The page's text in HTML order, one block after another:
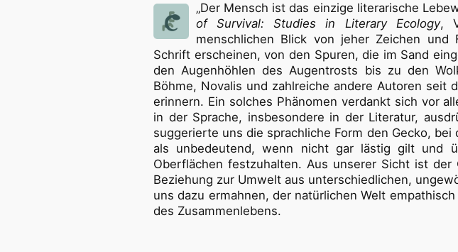
„Der Mensch ist das einzige literarische
of Survival: Studies in Literary Ecology,
menschlichen Blick von jeher Zeichen
Schrift erscheinen, von den Spuren, die im Sand
den Augenhöhlen des Augentrosts bis zu den
Böhme, Novalis und zahlreiche andere Autoren
erinnern. Ein solches Phänomen verdankt sich vor
in der Sprache, insbesondere in der Literatur,
suggerierte uns die sprachliche Form den Gecko,
als unbedeutend, wenn nicht gar lästig gilt und
Oberflächen festzuhalten. Aus unserer Sicht ist
Beziehung zur Umwelt aus unterschiedlichen,
uns dazu ermahnen, der natürlichen Welt
des Zusammenlebens.